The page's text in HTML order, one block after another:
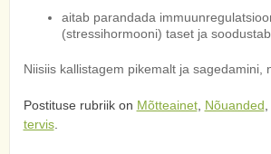
aitab parandada
(stressihormooni) taset ja
Niisiis kallistagem pikemalt ja sagedamini,
Postituse rubriik on Mõtteainet, Nõuanded
tervis.